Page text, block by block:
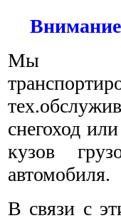
Внимание
Мы
снегоход
кузов
автомобиля.
В связи с